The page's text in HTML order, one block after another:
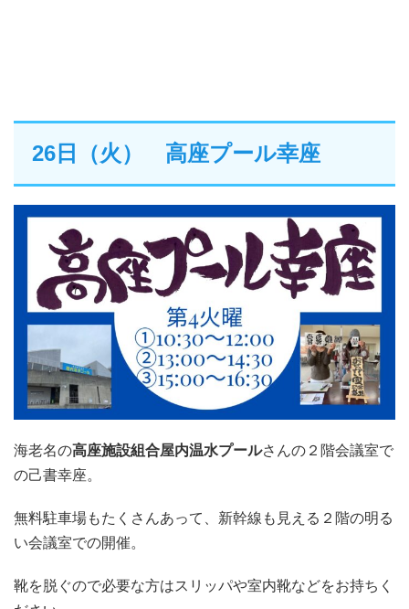
26日（火） 高座プール幸座
海老名の高座施設組合屋内温水プールさんの２階会議室で
の己書幸座。
無料駐車場もたくさんあって、新幹線も見える２階の明る
い会議室での開催。
靴を脱ぐので必要な方はスリッパや室内靴などをお持ちく